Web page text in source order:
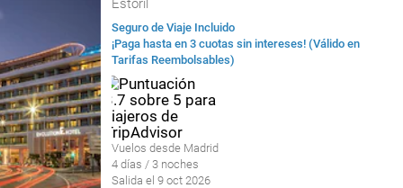
Estoril
Seguro de Viaje Incluido
¡Paga hasta en 3 cuotas sin intereses! (Válido en
Tarifas Reembolsables)
Vuelos desde Madrid
4 días / 3 noches
Salida el 9 oct 2026